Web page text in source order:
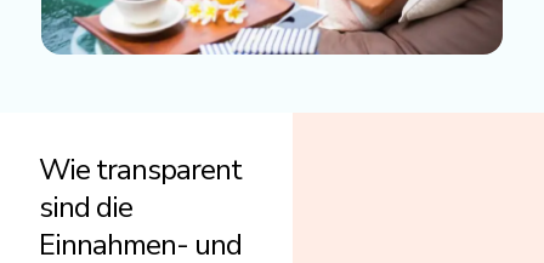
Wie transparent
sind die
Einnahmen- und